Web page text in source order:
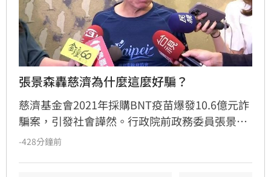
張景森轟慈濟為什麼這麼好騙？
慈濟基金會2021年採購BNT疫苗爆發10.6億元詐
騙案，引發社會譁然。行政院前政務委員張景森
公開砲轟執行長顏博文企圖掩蓋事實，要求其立
-428分鐘前